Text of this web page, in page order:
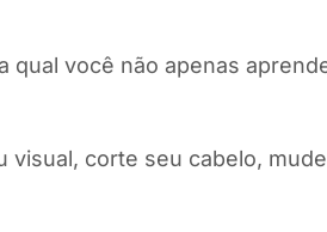
qual você não apenas
corte seu cabelo,